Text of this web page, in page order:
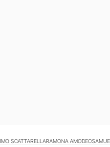
SCATTARELLARAMONA AMODEO